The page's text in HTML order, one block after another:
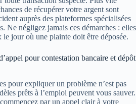
de récupérer votre argent sont
auprès des plateformes spécialisées
Ne négligez jamais ces démarches : elles
jour où une plainte doit être déposée.
pour contestation bancaire et dépôt
pour expliquer un problème n’est pas
prêts à l’emploi peuvent vous sauver.
par un appel clair à votre